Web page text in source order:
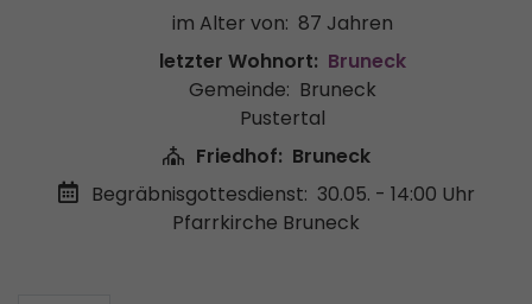
im Alter von: 87 Jahren
letzter Wohnort: Bruneck
Gemeinde: Bruneck
Pustertal
Friedhof: Bruneck
Begräbnisgottesdienst: 30.05. - 14:00 Uhr
Pfarrkirche Bruneck